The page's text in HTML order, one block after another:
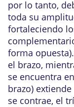
por lo tanto,
toda su
fortaleciendo
forma
el brazo,
se encuentra
brazo)
se contrae, el